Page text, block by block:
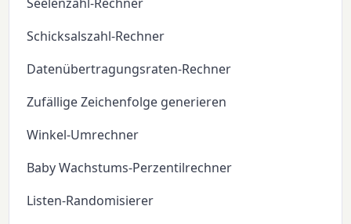
Schicksalszahl-Rechner
Datenübertragungsraten-Rechner
Zufällige Zeichenfolge generieren
Winkel-Umrechner
Baby Wachstums-Perzentilrechner
Listen-Randomisierer